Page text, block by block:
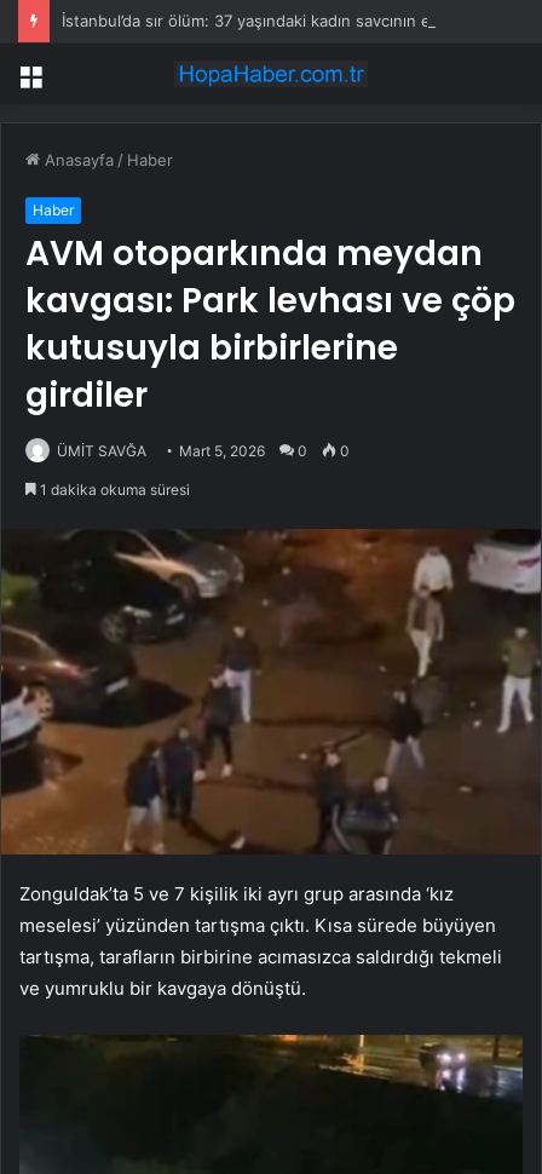
Menü
Anasayfa / Haber
Haber
AVM otoparkında meydan
kavgası: Park levhası ve çöp
kutusuyla birbirlerine
girdiler
ÜMİT SAVĞA Mart 5, 2026 0 0
1 dakika okuma süresi
Zonguldak’ta 5 ve 7 kişilik iki ayrı grup arasında ‘kız
meselesi’ yüzünden tartışma çıktı. Kısa sürede büyüyen
tartışma, tarafların birbirine acımasızca saldırdığı tekmeli
ve yumruklu bir kavgaya dönüştü.